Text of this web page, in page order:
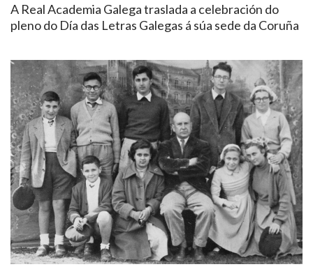
A Real Academia Galega traslada a celebración do
pleno do Día das Letras Galegas á súa sede da Coruña